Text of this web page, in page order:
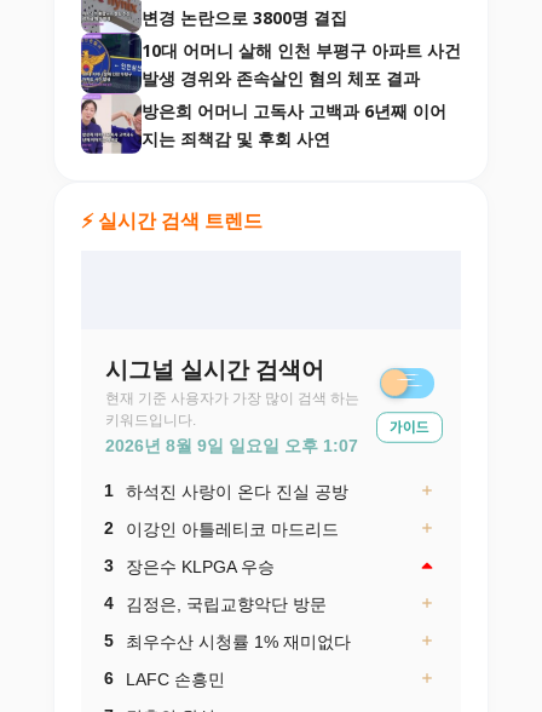
변경 논란으로 3800명 결집
10대 어머니 살해 인천 부평구 아파트 사건
발생 경위와 존속살인 혐의 체포 결과
방은희 어머니 고독사 고백과 6년째 이어
지는 죄책감 및 후회 사연
⚡ 실시간 검색 트렌드